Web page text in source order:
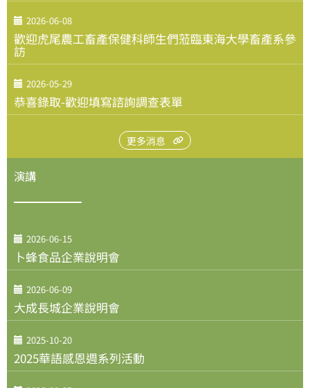
2026-06-08
歡迎虎尾農工畜產保健科師生們蒞臨東海大學畜產系參
訪
2026-05-29
恭喜錄取-歡迎填寫諮詢調查表單
更多消息
演講
2026-06-15
卜蜂食品企業說明會
2026-06-09
大成長城企業說明會
2025-10-20
2025華語感恩週系列活動